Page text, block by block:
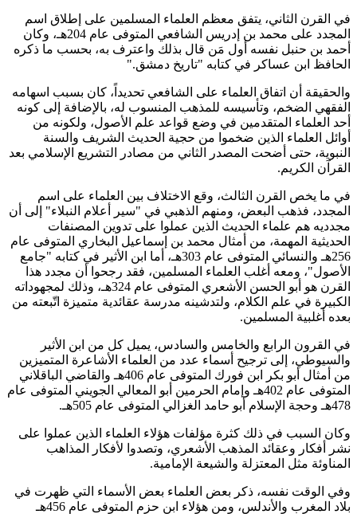
في القرن الثاني، يتفق معظم العلماء المسلمين على إطلاق اسم
المجدد على محمد بن إدريس الشافعي المتوفى عام 204هـ، وكان
أحمد بن حنبل نفسه أول مَن قال بذلك واعترف به، بحسب ما ذكره
الحافظ ابن عساكر في كتابه "تاريخ دمشق".
والحقيقة أن اتفاق العلماء على الشافعي تحديداً، كان بسبب اسهامه
الفقهي الضخم، وتأسيسه للمذهب المنسوب له، بالإضافة إلى كونه
أحد العلماء المتقدمين في وضع قواعد علم الأصول، ولكونه من
أوائل العلماء الذين ضخموا من حجية الحديث الشريف والسنة
النبوية، حتى أضحت المصدر الثاني من مصادر التشريع الإسلامي بعد
القرآن الكريم.
في ما يخص القرن الثالث، وقع الاختلاف بين العلماء على اسم
المجدد، فذهب البعض، ومنهم الذهبي في "سير أعلام النبلاء" إلى أن
مجدديه هم علماء الحديث الذين عملوا على تدوين المصنفات
الحديثية المهمة، من أمثال محمد بن إسماعيل البخاري المتوفى عام
256هـ والنسائي المتوفى عام 303هـ، أما ابن الأثير في كتابه "جامع
الأصول"، ومعه أغلب العلماء المسلمين، فقد رجحوا أن مجدد هذا
القرن هو أبو الحسن الأشعري المتوفى عام 324هـ، وذلك لمجهوداته
الكبيرة في علم الكلام، ولتدشينه مدرسة عقائدية متميزة اتّبعته من
بعده أغلبية المسلمين.
في القرون الرابع والخامس والسادس، يميل كل من ابن الأثير
والسيوطي، إلى ترجيح أسماء عدد من العلماء الأشاعرة المتميزين
من أمثال أبو بكر ابن فورك المتوفى عام 406هـ والقاضي الباقلاني
المتوفى عام 402هـ وإمام الحرمين أبو المعالي الجويني المتوفى عام
478هـ وحجة الإسلام أبو حامد الغزالي المتوفى عام 505هـ
.
وكان السبب في ذلك كثرة مؤلفات هؤلاء العلماء الذين عملوا على
نشر أفكار وعقائد المذهب الأشعري، وتصدوا لأفكار المذاهب
المناوئة مثل المعتزلة والشيعة الإمامية.
وفي الوقت نفسه، ذكر بعض العلماء بعض الأسماء التي ظهرت في
بلاد المغرب والأندلس، ومن هؤلاء ابن حزم المتوفى عام 456هـ